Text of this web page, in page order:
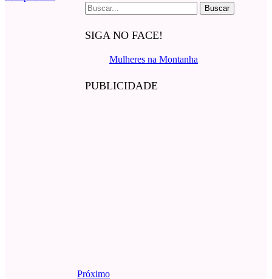
Buscar
por:
SIGA NO FACE!
Mulheres na Montanha
PUBLICIDADE
Próximo